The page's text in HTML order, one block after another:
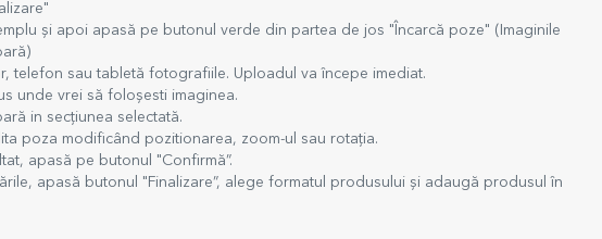
și apoi apasă pe butonul verde din partea de jos "Încarcă poze" (Imaginile
telefon sau tabletă fotografiile. Uploadul va începe imediat.
unde vrei să foloșesti imaginea.
in secțiunea selectată.
poza modificând pozitionarea, zoom-ul sau rotația.
apasă pe butonul "Confirmă”.
apasă butonul "Finalizare”, alege formatul produsului și adaugă produsul în